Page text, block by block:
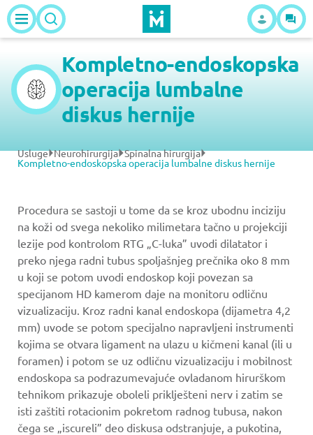
Kompletno-endoskopska
operacija lumbalne
diskus hernije
Usluge Neurohirurgija Spinalna hirurgija
Kompletno-endoskopska operacija lumbalne diskus hernije
Procedura se sastoji u tome da se kroz ubodnu inciziju
na koži od svega nekoliko milimetara tačno u projekciji
lezije pod kontrolom RTG „C-luka” uvodi dilatator i
preko njega radni tubus spoljašnjeg prečnika oko 8 mm
u koji se potom uvodi endoskop koji povezan sa
specijanom HD kamerom daje na monitoru odličnu
vizualizaciju. Kroz radni kanal endoskopa (dijametra 4,2
mm) uvode se potom specijalno napravljeni instrumenti
kojima se otvara ligament na ulazu u kičmeni kanal (ili u
foramen) i potom se uz odličnu vizualizaciju i mobilnost
endoskopa sa podrazumevajuće ovladanom hirurškom
tehnikom prikazuje oboleli priklješteni nerv i zatim se
isti zaštiti rotacionim pokretom radnog tubusa, nakon
čega se „iscureli” deo diskusa odstranjuje, a pukotina,